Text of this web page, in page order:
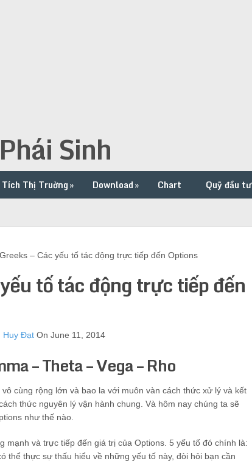
Sinh
Tích Thị Truờng» Download» Chart Quỹ đầu tư
– Các yếu tố tác động trực tiếp đến Options
tố tác động trực tiếp đến
Huy ĐạtOn June 11, 2014
– Theta – Vega – Rho
cùng rộng lớn và bao la với muôn vàn cách thức xử lý và kết
thức nguyên lý vận hành chung. Và hôm nay chúng ta sẽ
như thế nào.
mạnh và trực tiếp đến giá trị của Options. 5 yếu tố đó chính là:
thể thực sự thấu hiểu về những yếu tố này, đòi hỏi bạn cần